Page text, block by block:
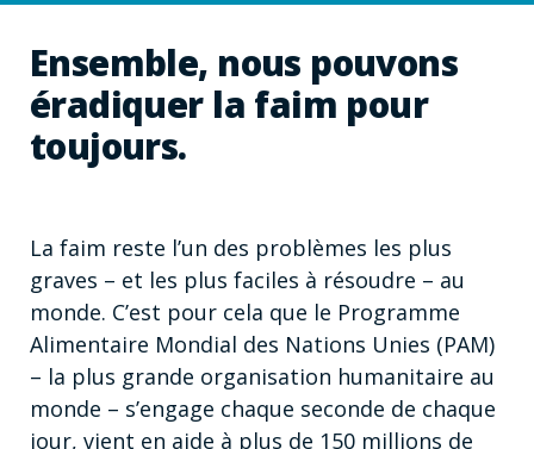
Ensemble, nous pouvons
éradiquer la faim pour
toujours.
La faim reste l’un des problèmes les plus
graves – et les plus faciles à résoudre – au
monde. C’est pour cela que le Programme
Alimentaire Mondial des Nations Unies (PAM)
– la plus grande organisation humanitaire au
monde – s’engage chaque seconde de chaque
jour, vient en aide à plus de 150 millions de